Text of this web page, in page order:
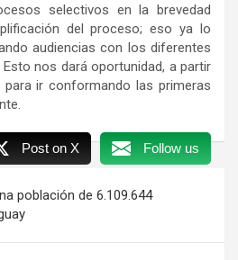
selectivos en la brevedad
del proceso; eso ya lo
audiencias con los diferentes
nos dará oportunidad, a partir
ir conformando las primeras
Post on X Follow us
población de 6.109.644